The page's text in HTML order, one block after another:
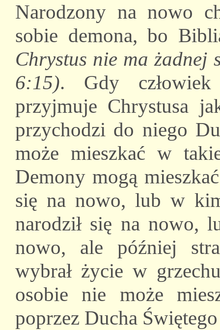
Narodzony na nowo
sobie demona, bo
Chrystus nie ma żadnej
6:15). Gdy
przyjmuje Chrystusa
przychodzi do niego
może mieszkać w
Demony mogą
się na nowo, lub w
narodził się na nowo,
nowo, ale później
wybrał życie w
osobie nie może
poprzez Ducha